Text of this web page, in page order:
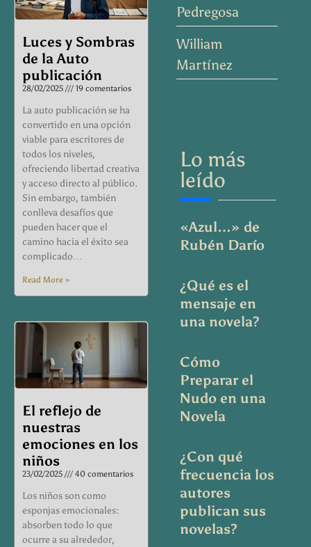
Luces y Sombras
de la Auto
publicación
28/02/2025 19 comentarios
La auto publicación se ha
convertido en una opción
viable para escritores de
todos los niveles,
ofreciendo libertad creativa
y acceso directo al público.
Sin embargo, también
conlleva desafíos que
pueden hacer que el
camino hacia el éxito sea
complicado…
Read More »
El reflejo de
nuestras
emociones en los
niños
23/02/2025 40 comentarios
Los niños son como
esponjas emocionales:
absorben todo lo que
ocurre a su alrededor,
Pedregosa
William
Martínez
Lo más
leído
«Azul…» de
Rubén Darío
¿Qué es el
mensaje en
una novela?
Cómo
Preparar el
Nudo en una
Novela
¿Con qué
frecuencia los
autores
publican sus
novelas?